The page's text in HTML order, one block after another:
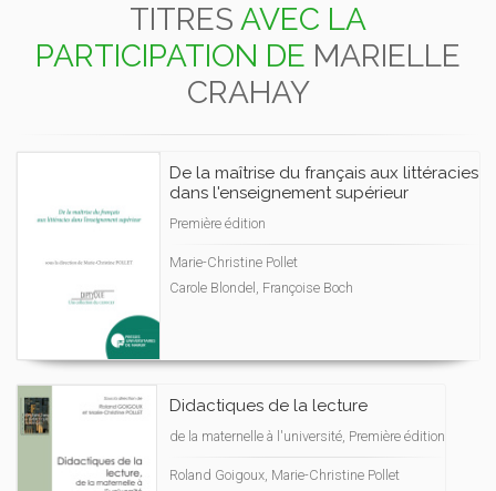
TITRES AVEC LA
PARTICIPATION DE MARIELLE
CRAHAY
De la maîtrise du français aux littéracies
dans l'enseignement supérieur
Première édition
Marie-Christine Pollet
Carole Blondel, Françoise Boch
Didactiques de la lecture
de la maternelle à l'université, Première édition
Roland Goigoux, Marie-Christine Pollet